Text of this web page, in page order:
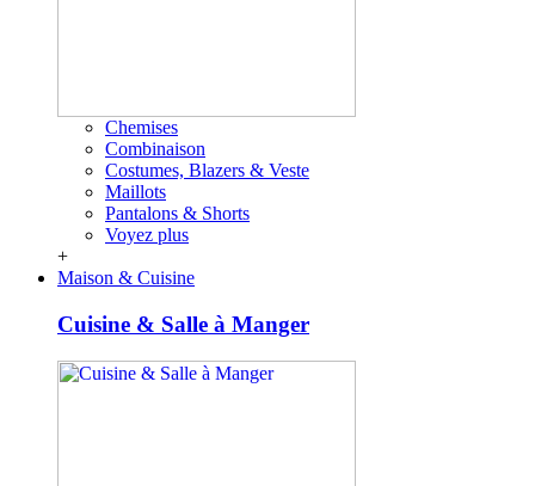
Chemises
Combinaison
Costumes, Blazers & Veste
Maillots
Pantalons & Shorts
Voyez plus
+
Maison & Cuisine
Cuisine & Salle à Manger